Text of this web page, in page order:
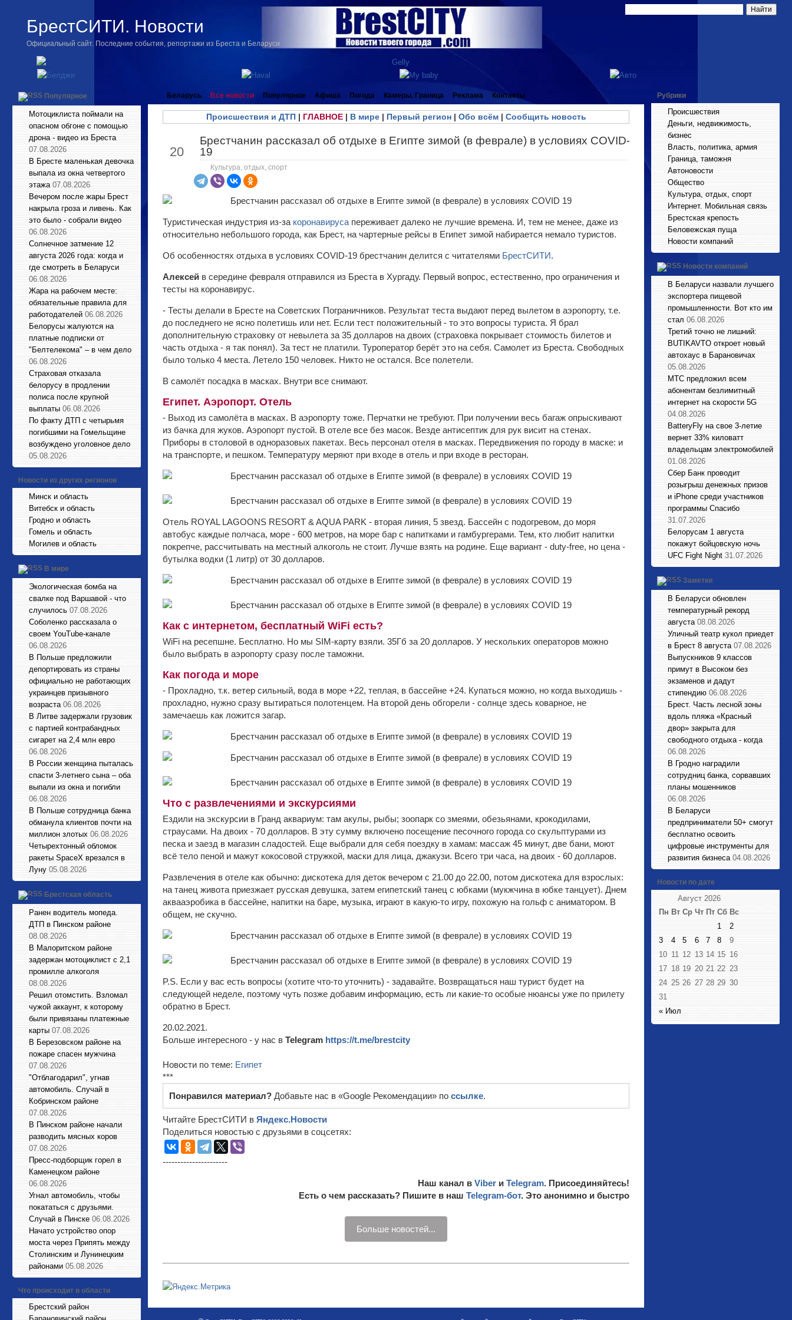
БрестСИТИ. Новости
Официальный сайт. Последние события, репортажи из Бреста и Беларуси
Популярное
Мотоциклиста поймали на
опасном обгоне с помощью
дрона - видео из Бреста
07.08.2026
В Бресте маленькая девочка
выпала из окна четвертого
этажа 07.08.2026
Вечером после жары Брест
накрыла гроза и ливень. Как
это было - собрали видео
06.08.2026
Солнечное затмение 12
августа 2026 года: когда и
где смотреть в Беларуси
06.08.2026
Жара на рабочем месте:
обязательные правила для
работодателей 06.08.2026
Белорусы жалуются на
платные подписки от
"Белтелекома" – в чем дело
06.08.2026
Страховая отказала
белорусу в продлении
полиса после крупной
выплаты 06.08.2026
По факту ДТП с четырьмя
погибшими на Гомельщине
возбуждено уголовное дело
05.08.2026
Новости из других регионов
Минск и область
Витебск и область
Гродно и область
Гомель и область
Могилев и область
В мире
Экологическая бомба на
свалке под Варшавой - что
случилось 07.08.2026
Соболенко рассказала о
своем YouTube-канале
06.08.2026
В Польше предложили
депортировать из страны
официально не работающих
украинцев призывного
возраста 06.08.2026
В Литве задержали грузовик
с партией контрабандных
сигарет на 2,4 млн евро
06.08.2026
В России женщина пыталась
спасти 3-летнего сына – оба
выпали из окна и погибли
06.08.2026
В Польше сотрудница банка
обманула клиентов почти на
миллион злотых 06.08.2026
Четырехтонный обломок
ракеты SpaceX врезался в
Луну 05.08.2026
Брестская область
Ранен водитель мопеда.
ДТП в Пинском районе
08.08.2026
В Малоритском районе
задержан мотоциклист с 2,1
промилле алкоголя
08.08.2026
Решил отомстить. Взломал
чужой аккаунт, к которому
были привязаны платежные
карты 07.08.2026
В Березовском районе на
пожаре спасен мужчина
07.08.2026
"Отблагодарил", угнав
автомобиль. Случай в
Кобринском районе
07.08.2026
В Пинском районе начали
разводить мясных коров
07.08.2026
Пресс-подборщик горел в
Каменецком районе
06.08.2026
Угнал автомобиль, чтобы
покататься с друзьями.
Случай в Пинске 06.08.2026
Начато устройство опор
моста через Припять между
Столинским и Лунинецким
районами 05.08.2026
Что происходит в области
Брестский район
Беларусь Все новости Популярное Афиша Погода Камеры. Граница Реклама Контакты
Происшествия и ДТП| ГЛАВНОЕ| В мире| Первый регион| Обо всём| Сообщить новость
20
Брестчанин рассказал об отдыхе в Египте зимой (в феврале) в условиях COVID-
19
Культура, отдых, спорт
Туристическая индустрия из-за коронавируса переживает далеко не лучшие времена. И, тем не менее, даже из
относительно небольшого города, как Брест, на чартерные рейсы в Египет зимой набирается немало туристов.
Об особенностях отдыха в условиях COVID-19 брестчанин делится с читателями БрестСИТИ.
Алексей в середине февраля отправился из Бреста в Хургаду. Первый вопрос, естественно, про ограничения и
тесты на коронавирус.
- Тесты делали в Бресте на Советских Пограничников. Результат теста выдают перед вылетом в аэропорту, т.е.
до последнего не ясно полетишь или нет. Если тест положительный - то это вопросы туриста. Я брал
дополнительную страховку от невылета за 35 долларов на двоих (страховка покрывает стоимость билетов и
часть отдыха - я так понял). За тест не платили. Туроператор берёт это на себя. Самолет из Бреста. Свободных
было только 4 места. Летело 150 человек. Никто не остался. Все полетели.
В самолёт посадка в масках. Внутри все снимают.
Египет. Аэропорт. Отель
- Выход из самолёта в масках. В аэропорту тоже. Перчатки не требуют. При получении весь багаж опрыскивают
из бачка для жуков. Аэропорт пустой. В отеле все без масок. Везде антисептик для рук висит на стенах.
Приборы в столовой в одноразовых пакетах. Весь персонал отеля в масках. Передвижения по городу в маске: и
на транспорте, и пешком. Температуру меряют при входе в отель и при входе в ресторан.
Отель ROYAL LAGOONS RESORT & AQUA PARK - вторая линия, 5 звезд. Бассейн с подогревом, до моря
автобус каждые полчаса, море - 600 метров, на море бар с напитками и гамбургерами. Тем, кто любит напитки
покрепче, рассчитывать на местный алкоголь не стоит. Лучше взять на родине. Еще вариант - duty-free, но цена -
бутылка водки (1 литр) от 30 долларов.
Как с интернетом, бесплатный WiFi есть?
WiFi на реcепшне. Бесплатно. Но мы SIM-карту взяли. 35Гб за 20 долларов. У нескольких операторов можно
было выбрать в аэропорту сразу после таможни.
Как погода и море
- Прохладно, т.к. ветер сильный, вода в море +22, теплая, в бассейне +24. Купаться можно, но когда выходишь -
прохладно, нужно сразу вытираться полотенцем. На второй день обгорели - солнце здесь коварное, не
замечаешь как ложится загар.
Что с развлечениями и экскурсиями
Ездили на экскурсии в Гранд аквариум: там акулы, рыбы; зоопарк со змеями, обезьянами, крокодилами,
страусами. На двоих - 70 долларов. В эту сумму включено посещение песочного города со скульптурами из
песка и заезд в магазин сладостей. Еще выбрали для себя поездку в хамам: массаж 45 минут, две бани, моют
всё тело пеной и мажут кокосовой стружкой, маски для лица, джакузи. Всего три часа, на двоих - 60 долларов.
Развлечения в отеле как обычно: дискотека для деток вечером с 21.00 до 22.00, потом дискотека для взрослых:
на танец живота приезжает русская девушка, затем египетский танец с юбками (мукжчина в юбке танцует). Днем
аквааэробика в бассейне, напитки на баре, музыка, играют в какую-то игру, похожую на гольф с аниматором. В
общем, не скучно.
P.S. Если у вас есть вопросы (хотите что-то уточнить) - задавайте. Возвращаться наш турист будет на
следующей неделе, поэтому чуть позже добавим информацию, есть ли какие-то особые нюансы уже по прилету
обратно в Брест.
20.02.2021.
Больше интересного - у нас в Telegram https://t.me/brestcity
Новости по теме: Египет
***
Понравился материал? Добавьте нас в «Google Рекомендации» по ссылке.
Читайте БрестСИТИ в Яндекс.Новости
Поделиться новостью с друзьями в соцсетях:
----------------------
Наш канал в Viber и Telegram. Присоединяйтесь!
Есть о чем рассказать? Пишите в наш Telegram-бот. Это анонимно и быстро
Больше новостей...
Рубрики
Происшествия
Деньги, недвижимость,
бизнес
Власть, политика, армия
Граница, таможня
Автоновости
Общество
Культура, отдых, спорт
Интернет. Мобильная связь
Брестская крепость
Беловежская пуща
Новости компаний
Новости компаний
В Беларуси назвали лучшего
экспортера пищевой
промышленности. Вот кто им
стал 06.08.2026
Третий точно не лишний:
BUTIKAVTO откроет новый
автохаус в Барановичах
05.08.2026
МТС предложил всем
абонентам безлимитный
интернет на скорости 5G
04.08.2026
BatteryFly на свое 3-летие
вернет 33% киловатт
владельцам электромобилей
01.08.2026
Сбер Банк проводит
розыгрыш денежных призов
и iPhone среди участников
программы Спасибо
31.07.2026
Белорусам 1 августа
покажут бойцовскую ночь
UFC Fight Night 31.07.2026
Заметки
В Беларуси обновлен
температурный рекорд
августа 08.08.2026
Уличный театр кукол приедет
в Брест 8 августа 07.08.2026
Выпускников 9 классов
примут в Высоком без
экзаменов и дадут
стипендию 06.08.2026
Брест. Часть лесной зоны
вдоль пляжа «Красный
двор» закрыта для
свободного отдыха - когда
06.08.2026
В Гродно наградили
сотрудниц банка, сорвавших
планы мошенников
06.08.2026
В Беларуси
предприниматели 50+ смогут
бесплатно освоить
цифровые инструменты для
развития бизнеса 04.08.2026
Новости по дате
Август 2026
Пн Вт Ср Чт Пт Сб Вс
« Июл
1
2
3
4 5 6 7 8
9
10 11 12 13 14 15 16
17 18 19 20 21 22 23
24 25 26 27 28 29 30
31